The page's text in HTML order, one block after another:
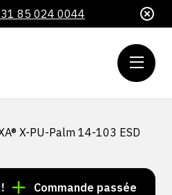
85 024 0044
X-PU-Palm 14-103 ESD
Commande passée avant